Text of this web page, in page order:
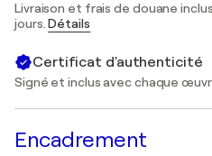
Livraison et frais de douane
jours.Détails
Certificat d'authenticité
Signé et inclus avec chaque
Encadrement